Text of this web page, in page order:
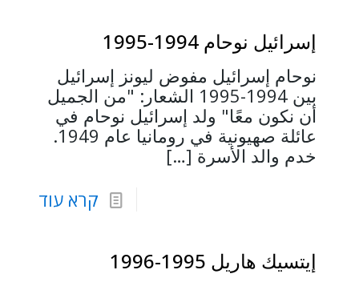
إسرائيل نوحام 1994-1995
نوحام إسرائيل مفوض ليونز إسرائيل
بين 1994-1995 الشعار: "من الجميل
أن نكون معًا" ولد إسرائيل نوحام في
عائلة صهيونية في رومانيا عام 1949.
خدم والد الأسرة […]
קרא עוד
إيتسيك هاريل 1995-1996